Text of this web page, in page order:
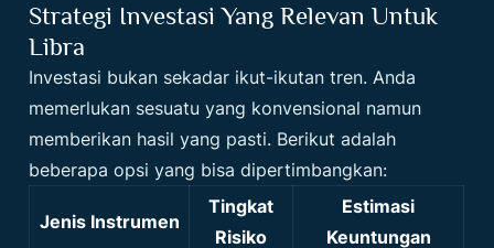
Strategi Investasi Yang Relevan Untuk
Libra
Investasi bukan sekadar ikut-ikutan tren. Anda
memerlukan sesuatu yang konvensional namun
memberikan hasil yang pasti. Berikut adalah
beberapa opsi yang bisa dipertimbangkan:
Jenis Instrumen
Tingkat
Risiko
Estimasi
Keuntungan